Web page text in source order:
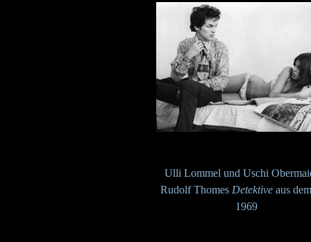
Ulli Lommel und Uschi
Rudolf Thomes Detektive aus
1969